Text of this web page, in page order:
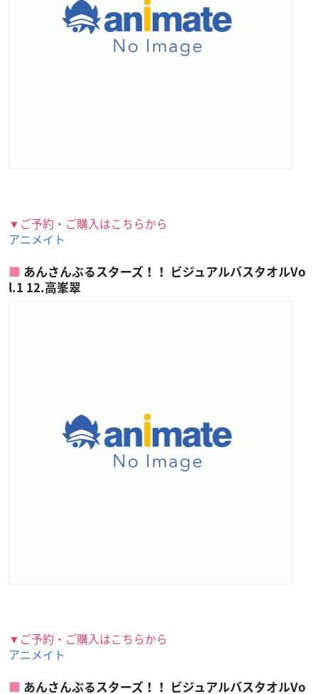
▼ご予約・ご購入はこちらから
アニメイト
あんさんぶるスターズ！！ ビジュアルバスタオルVo
l.1 12.高峯翠
▼ご予約・ご購入はこちらから
アニメイト
あんさんぶるスターズ！！ ビジュアルバスタオルVo